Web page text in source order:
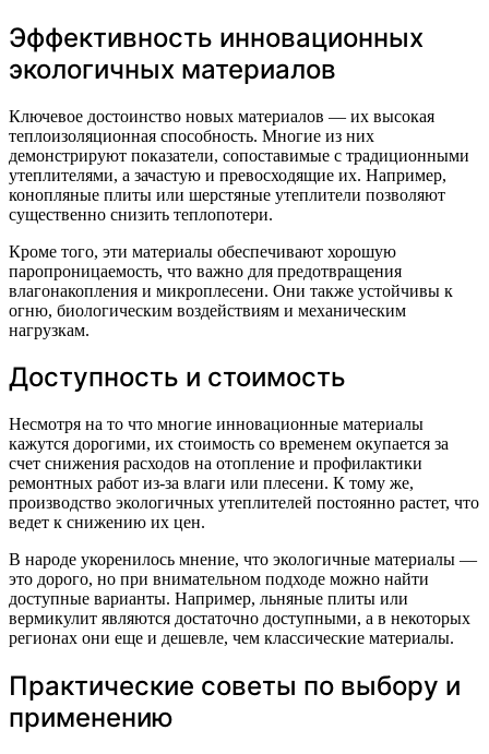
Эффективность инновационных
экологичных материалов
Ключевое достоинство новых материалов — их высокая
теплоизоляционная способность. Многие из них
демонстрируют показатели, сопоставимые с традиционными
утеплителями, а зачастую и превосходящие их. Например,
конопляные плиты или шерстяные утеплители позволяют
существенно снизить теплопотери.
Кроме того, эти материалы обеспечивают хорошую
паропроницаемость, что важно для предотвращения
влагонакопления и микроплесени. Они также устойчивы к
огню, биологическим воздействиям и механическим
нагрузкам.
Доступность и стоимость
Несмотря на то что многие инновационные материалы
кажутся дорогими, их стоимость со временем окупается за
счет снижения расходов на отопление и профилактики
ремонтных работ из-за влаги или плесени. К тому же,
производство экологичных утеплителей постоянно растет, что
ведет к снижению их цен.
В народе укоренилось мнение, что экологичные материалы —
это дорого, но при внимательном подходе можно найти
доступные варианты. Например, льняные плиты или
вермикулит являются достаточно доступными, а в некоторых
регионах они еще и дешевле, чем классические материалы.
Практические советы по выбору и
применению